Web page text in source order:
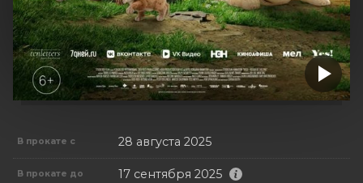
В прокате с 28 августа 2025
В прокате до 17 сентября 2025